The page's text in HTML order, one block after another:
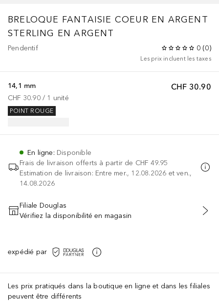
BRELOQUE FANTAISIE COEUR EN ARGENT
STERLING EN ARGENT
Pendentif 0 (0)
Les prix incluent les taxes
CHF 30.90
14,1 mm
CHF 30.90 / 1 unité
POINT ROUGE
En ligne: Disponible
Frais de livraison offerts à partir de CHF 49.95
Estimation de livraison: Entre mer., 12.08.2026 et ven.,
14.08.2026
AJOUTER AU PANIER
Filiale Douglas
Vérifiez la disponibilité en magasin
expédié par
Les prix pratiqués dans la boutique en ligne et dans les filiales
peuvent être différents